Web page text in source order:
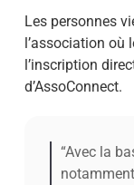
Les personnes
l’association où
l’inscription
d’AssoConnect.
“Avec la